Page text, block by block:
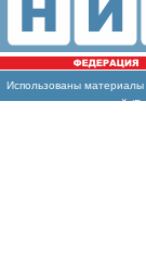
Использованы материалы
массовых коммуникаций